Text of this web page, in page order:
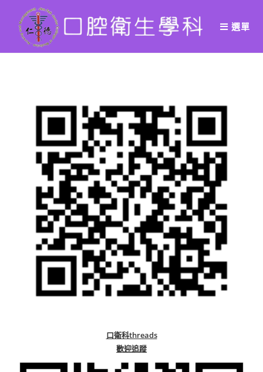
content
選單
口衛科threads
歡迎追蹤